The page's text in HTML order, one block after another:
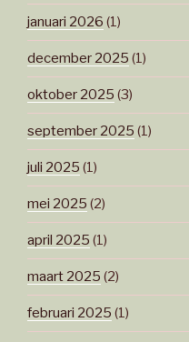
januari 2026 (1)
december 2025 (1)
oktober 2025 (3)
september 2025 (1)
juli 2025 (1)
mei 2025 (2)
april 2025 (1)
maart 2025 (2)
februari 2025 (1)